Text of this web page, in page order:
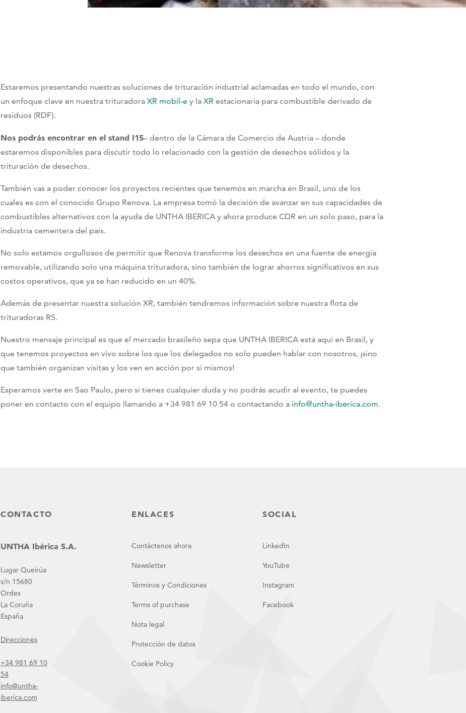
Estaremos presentando nuestras soluciones de trituración industrial aclamadas en todo el mundo, con
un enfoque clave en nuestra trituradoraXR mobil-e y laXR estacionaria para combustible derivado de
residuos (RDF).
Nos podrás encontrar en el stand I15– dentro de la Cámara de Comercio de Austria – donde
estaremos disponibles para discutir todo lo relacionado con la gestión de desechos sólidos y la
trituración de desechos.
También vas a poder conocer los proyectos recientes que tenemos en marcha en Brasil, uno de los
cuales es con el conocido Grupo Renova. La empresa tomó la decisión de avanzar en sus capacidades de
combustibles alternativos con la ayuda de UNTHA IBERICA y ahora produce CDR en un solo paso, para la
industria cementera del país.
No solo estamos orgullosos de permitir que Renova transforme los desechos en una fuente de energía
removable, utilizando solo una máquina trituradora, sino también de lograr ahorros significativos en sus
costos operativos, que ya se han reducido en un 40%.
Además de presentar nuestra solución XR, también tendremos información sobre nuestra flota de
trituradoras RS.
Nuestro mensaje principal es que el mercado brasileño sepa que UNTHA IBERICA está aquí en Brasil, y
que tenemos proyectos en vivo sobre los que los delegados no solo pueden hablar con nosotros, ¡sino
que también organizan visitas y los ven en acción por sí mismos!
Esperamos verte en Sao Paulo, pero si tienes cualquier duda y no podrás acudir al evento, te puedes
poner en contacto con el equipo llamando a +34 981 69 10 54 o contactando a info@untha-iberica.com.
CONTACTO
UNTHA Ibérica S.A.
Lugar Queirúa
s/n 15680
Ordes
La Coruña
España
Direcciones
+34 981 69 10
54
info@untha-
iberica.com
ENLACES
Contáctenos ahora
Newsletter
Términos y Condiciones
Terms of purchase
Nota legal
Protección de datos
Cookie Policy
SOCIAL
LinkedIn
YouTube
Instagram
Facebook